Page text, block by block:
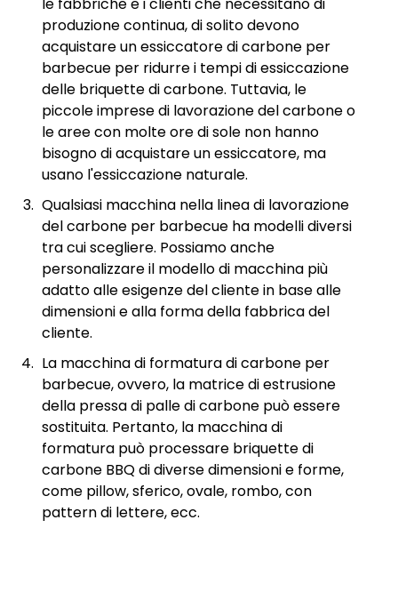
produzione continua, di solito devono
acquistare un essiccatore di carbone per
barbecue per ridurre i tempi di essiccazione
delle briquette di carbone. Tuttavia, le
piccole imprese di lavorazione del carbone o
le aree con molte ore di sole non hanno
bisogno di acquistare un essiccatore, ma
usano l'essiccazione naturale.
Qualsiasi macchina nella linea di lavorazione
del carbone per barbecue ha modelli diversi
tra cui scegliere. Possiamo anche
personalizzare il modello di macchina più
adatto alle esigenze del cliente in base alle
dimensioni e alla forma della fabbrica del
cliente.
La macchina di formatura di carbone per
barbecue, ovvero, la matrice di estrusione
della pressa di palle di carbone può essere
sostituita. Pertanto, la macchina di
formatura può processare briquette di
carbone BBQ di diverse dimensioni e forme,
come pillow, sferico, ovale, rombo, con
pattern di lettere, ecc.